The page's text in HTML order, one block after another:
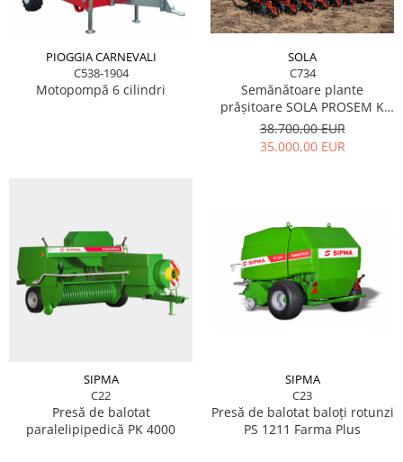
Utilaje Diverse
Utilaje pentru vii şi livezi
Utilaje Strip-Till (prelucrare în
benzi)
PIOGGIA CARNEVALI
C538-1904
Motopompă 6 cilindri
SOLA
C734
Semănătoare plante
prășitoare SOLA PROSEM K
Telescopic - 410/8
38.700,00 EUR
35.000,00 EUR
SIPMA
C22
Presă de balotat
paralelipipedică PK 4000
SIPMA
C23
Presă de balotat baloţi rotunzi
PS 1211 Farma Plus